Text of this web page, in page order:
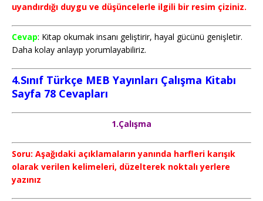
uyandırdığı duygu ve düşüncelerle ilgili bir resim çiziniz.
Cevap: Kitap okumak insanı geliştirir, hayal gücünü genişletir.
Daha kolay anlayıp yorumlayabiliriz.
4.Sınıf Türkçe MEB Yayınları Çalışma Kitabı
Sayfa 78 Cevapları
1.Çalışma
Soru: Aşağıdaki açıklamaların yanında harfleri karışık
olarak verilen kelimeleri, düzelterek noktalı yerlere
yazınız